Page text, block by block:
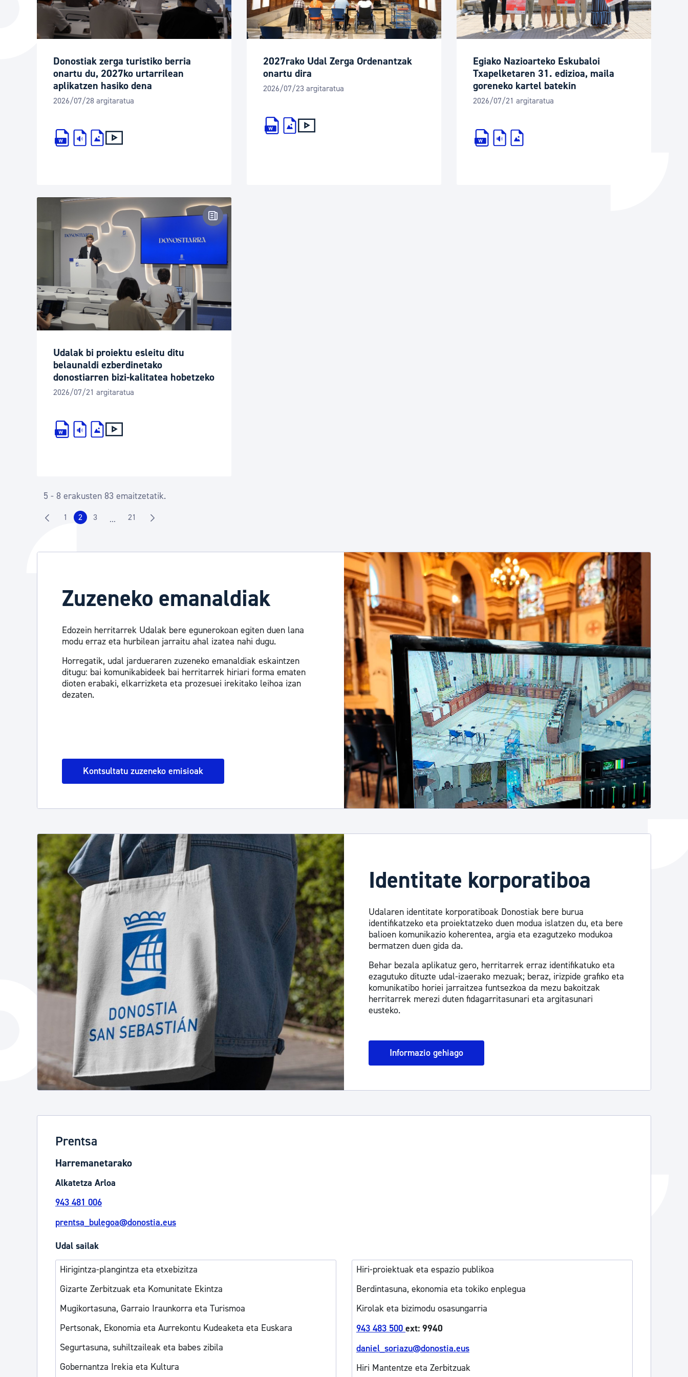
Hiria
Hiria orain
Etorkizuneko hiria
Aktualitatea
Albisteak
Udal administrazioa
Iragarki ofizialen taula
Izapideen katalogoa
Tramitaziorako laguntza
Donostiak zerga turistiko berria
onartu du, 2027ko urtarrilean
aplikatzen hasiko dena
2026/07/28 argitaratua
2027rako Udal Zerga Ordenantzak
onartu dira
2026/07/23 argitaratua
Egiako Nazioarteko Eskubaloi
Txapelketaren 31. edizioa, maila
goreneko kartel batekin
2026/07/21 argitaratua
Prentsa-oharra
Udalak bi proiektu esleitu ditu
belaunaldi ezberdinetako
donostiarren bizi-kalitatea hobetzeko
2026/07/21 argitaratua
5 - 8 erakusten 83 emaitzetatik.
Orrialdea
1 Orrialdea
2 Orrialdea
3 ...Intermediate Pages Use TAB to navigate.
Orrialdea
21
Zuzeneko emanaldiak
Edozein herritarrek Udalak bere egunerokoan egiten duen lana
modu erraz eta hurbilean jarraitu ahal izatea nahi dugu.
Horregatik, udal jardueraren zuzeneko emanaldiak eskaintzen
ditugu: bai komunikabideek bai herritarrek hiriari forma ematen
dioten erabaki, elkarrizketa eta prozesuei irekitako leihoa izan
dezaten.
Kontsultatu zuzeneko emisioak
Identitate korporatiboa
Udalaren identitate korporatiboak Donostiak bere burua
identifikatzeko eta proiektatzeko duen modua islatzen du, eta bere
balioen komunikazio koherentea, argia eta ezagutzeko modukoa
bermatzen duen gida da.
Behar bezala aplikatuz gero, herritarrek erraz identifikatuko eta
ezagutuko dituzte udal-izaerako mezuak; beraz, irizpide grafiko eta
komunikatibo horiei jarraitzea funtsezkoa da mezu bakoitzak
herritarrek merezi duten fidagarritasunari eta argitasunari
eusteko.
Informazio gehiago
Prentsa
Harremanetarako
Alkatetza Arloa
943 481 006
prentsa_bulegoa@donostia.eus
Udal sailak
Hirigintza-plangintza eta etxebizitza
Gizarte Zerbitzuak eta Komunitate Ekintza
Mugikortasuna, Garraio Iraunkorra eta Turismoa
Pertsonak, Ekonomia eta Aurrekontu Kudeaketa eta Euskara
Segurtasuna, suhiltzaileak eta babes zibila
Gobernantza Irekia eta Kultura
Hiri-proiektuak eta espazio publikoa
Berdintasuna, ekonomia eta tokiko enplegua
Kirolak eta bizimodu osasungarria
943 483 500 ext: 9940
daniel_soriazu@donostia.eus
Hiri Mantentze eta Zerbitzuak